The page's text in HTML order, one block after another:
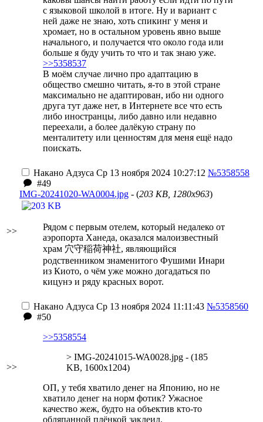
с языковой школой в итоге. Ну и вариант с
ней даже не знаю, хоть спикинг у меня и
хромает, но в остальном уровень явно выше
начального, и получается что около года или
больше я буду учить то что и так знаю уже.
>>5358537
В моём случае лично про адаптацию в
общество смешно читать, я-то в этой стране
максимально не адаптирован, ибо ни одного
друга тут даже нет, в Интернете все что есть
либо иностранцы, либо давно или недавно
переехали, а более далёкую страну по
менталитету или ценностям для меня ещё надо
поискать.
>>
Накано Адзуса Ср 13 ноября 2024 10:27:12 №5358558
#49
IMG-20241020-WA0004.jpg - (203 KB, 1280x963)
Рядом с первым отелем, который недалеко от
аэропорта Ханеда, оказался малоизвестный
храм 穴守稲荷神社, являющийся
родственником знаменитого Фушими Инари
из Киото, о чём уже можно догадаться по
кицунэ и ряду красных ворот.
>>
Накано Адзуса Ср 13 ноября 2024 11:11:43 №5358560
#50
>>5358554
> IMG-20241015-WA0028.jpg - (185
KB, 1600x1204)
ОП, у тебя хватило денег на Японию, но не
хватило денег на норм фотик? Ужасное
качество жеж, будто на объектив кто-то
обляпанной плёнкой заклеил.